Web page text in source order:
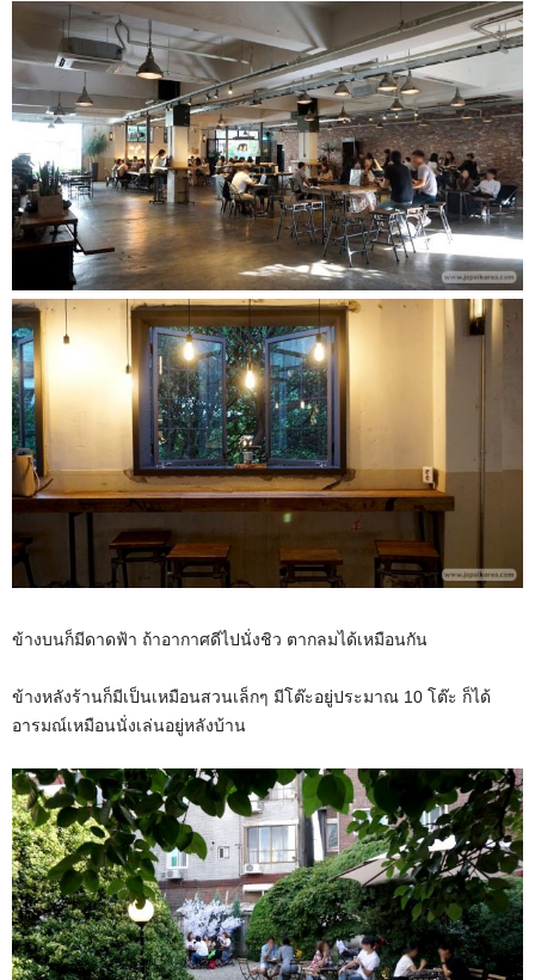
ข้างบนก็มีดาดฟ้า ถ้าอากาศดีไปนั่งชิว ตากลมได้เหมือนกัน
ข้างหลังร้านก็มีเป็นเหมือนสวนเล็กๆ มีโต๊ะอยู่ประมาณ 10 โต๊ะ ก็ได้
อารมณ์เหมือนนั่งเล่นอยู่หลังบ้าน